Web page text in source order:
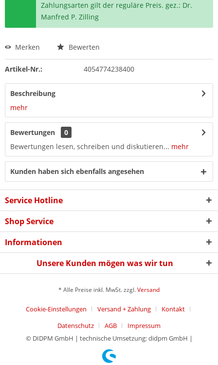
Zahlungsarten gilt der reguläre Preis. gez.: Dr.
Manfred P. Zilling
Merken Bewerten
Artikel-Nr.: 4054774238400
Beschreibung
mehr
Bewertungen
0
Bewertungen lesen, schreiben und diskutieren... mehr
Kunden haben sich ebenfalls angesehen
Service Hotline
Shop Service
Informationen
Unsere Kunden mögen was wir tun
* Alle Preise inkl. MwSt. zzgl.Versand
Cookie-Einstellungen Versand + Zahlung
Kontakt
Datenschutz
AGB
Impressum
© DIDPM GmbH | technische Umsetzung: didpm GmbH |